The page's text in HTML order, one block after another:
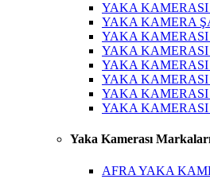
YAKA KAMERASI
YAKA KAMERA
YAKA KAMERASI
YAKA
YAKA KAMERASI
YAKA KAMERASI
YAKA KAMERASI
YAKA KAMERASI
Yaka Kamerası
AFRA YAKA